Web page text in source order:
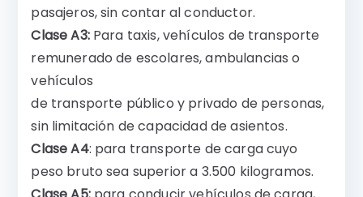
pasajeros, sin contar al conductor.
Clase A3:Para taxis, vehículos de transporte
remunerado de escolares, ambulancias o
vehículos
de transporte público y privado de personas,
sin limitación de capacidad de asientos.
Clase A4: para transporte de carga cuyo
peso bruto sea superior a 3.500 kilogramos.